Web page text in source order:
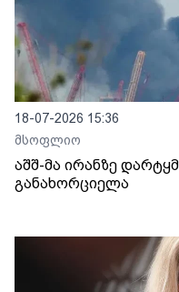
18-07-2026 15:36
მსოფლიო
აშშ-მა ირანზე
განახორციელა